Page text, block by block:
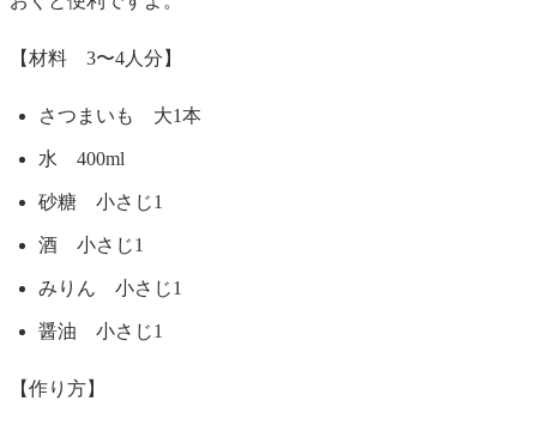
【材料 3〜4人分】
さつまいも 大1本
水 400ml
砂糖 小さじ1
酒 小さじ1
みりん 小さじ1
醤油 小さじ1
【作り方】